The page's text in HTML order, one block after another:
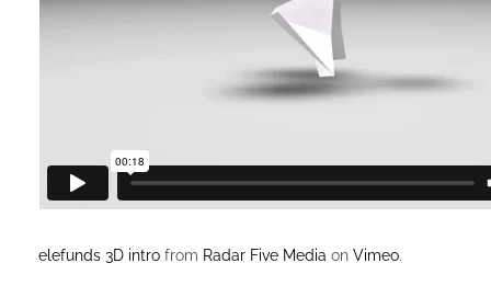
elefunds 3D intro from Radar Five Media on Vimeo.